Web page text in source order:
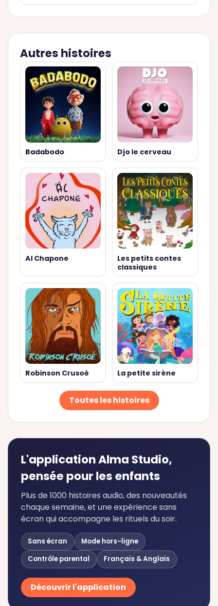
Autres histoires
Badabodo Djo le cerveau
Al Chapone
Les petits contes
classiques
Robinson Crusoé La petite sirène
Toutes les histoires
L'application Alma Studio,
pensée pour les enfants
Plus de 1000 histoires audio, des nouveautés
chaque semaine, et une expérience sans
écran qui accompagne les rituels du soir.
Sans écran
Mode hors-ligne
Contrôle parental
Français & Anglais
Découvrir l'application